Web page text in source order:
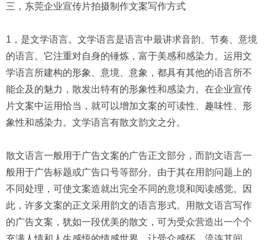
三，东莞企业宣传片拍摄制作文案写作方式
1，是文学语言。文学语言是语言中最讲求音韵、节奏、意境
的语言。它注重对自身的锤炼，富于美感和感染力。运用文
学语言所建构的形象、意境、意象，都具有其他的语言所不
能企及的魅力，散发出特有的形象性和感染力。在企业宣传
片文案中运用恰当，就可以增加文案的可读性、趣味性、形
象性和感染力。文学语言有散文韵文之分。
散文语言一般用于广告文案的广告正文部分，而韵文语言一
般用于广告标题或广告口号等部分。由于其在用韵问题上的
不同处理，可使文案造就出完全不同的意境和阅读感觉。因
此，许多文案的正文采用韵文的语言形式。用散文语言写作
的广告文案，犹如一段优美的散文，可为受众营造出一个个